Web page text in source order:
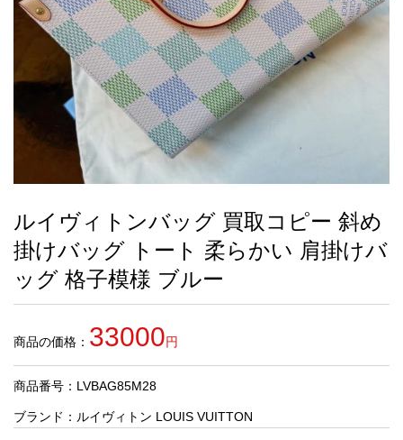
最
お
す
め
商
人
気
商
ルイヴィトンバッグ 買取コピー 斜め
掛けバッグ トート 柔らかい 肩掛けバ
ッグ 格子模様 ブルー
商品の価格： 33000円
商品番号：LVBAG85M28
ブランド： ルイヴィトン LOUIS VUITTON